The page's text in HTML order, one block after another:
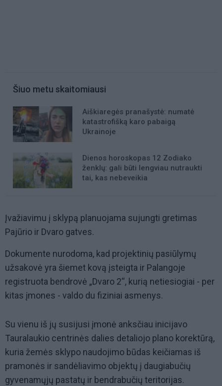
Šiuo metu skaitomiausi
Aiškiaregės pranašystė: numatė
katastrofišką karo pabaigą
Ukrainoje
Dienos horoskopas 12 Zodiako
ženklų: gali būti lengviau nutraukti
tai, kas nebeveikia
Įvažiavimu į sklypą planuojama sujungti gretimas
Pajūrio ir Dvaro gatves.
Dokumente nurodoma, kad projektinių pasiūlymų
užsakovė yra šiemet kovą įsteigta ir Palangoje
registruota bendrovė „Dvaro 2“, kurią netiesiogiai - per
kitas įmones - valdo du fiziniai asmenys.
Su vienu iš jų susijusi įmonė anksčiau inicijavo
Tauralaukio centrinės dalies detaliojo plano korektūrą,
kuria žemės sklypo naudojimo būdas keičiamas iš
pramonės ir sandėliavimo objektų į daugiabučių
gyvenamųjų pastatų ir bendrabučių teritorijas.